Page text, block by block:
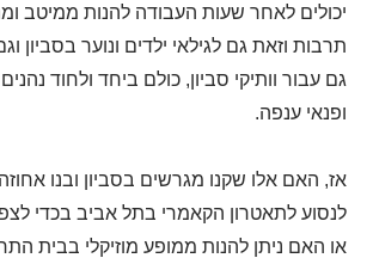
יכולים לאחר שעות העבודה להנות ממיטב
תרבות וזאת גם לגילאי ילדים ונוער בסביון
גם עבור וותיקי סביון, כולם ביחד ולחוד
ופנאי ענפה.
אז, האם אלו שקנו מגרשים בסביון ובנו
לנסוע לתאטרון הקאמרי בתל אביב בכדי
או האם ניתן להנות ממופע מוזיקלי בבית